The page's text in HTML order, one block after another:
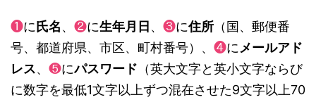
❶に 氏名、 ❷に生年月日 、 ❸に住所 （国、郵便番
号、都道府県、市区、町村番号）、 ❹に メールアド
レス、 ❺にパスワード （英大文字と英小文字ならび
に数字を最低1文字以上ずつ混在させた9文字以上70